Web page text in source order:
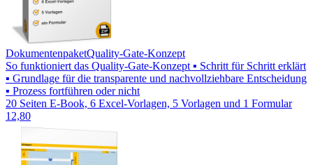
DokumentenpaketQuality-Gate-Konzept
So funktioniert das Quality-Gate-Konzept ▪ Schritt für Schritt erklärt
▪ Grundlage für die transparente und nachvollziehbare Entscheidung
▪ Prozess fortführen oder nicht
20 Seiten E-Book, 6 Excel-Vorlagen, 5 Vorlagen und 1 Formular
12,80